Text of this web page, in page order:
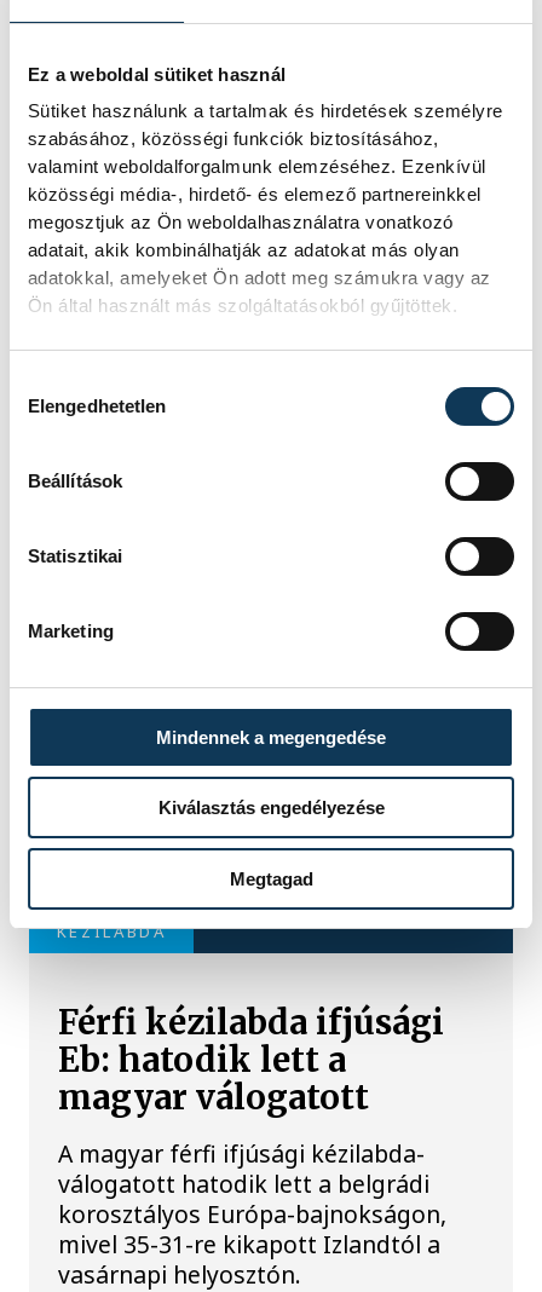
Ez a weboldal sütiket használ
Sütiket használunk a tartalmak és hirdetések személyre
szabásához, közösségi funkciók biztosításához,
valamint weboldalforgalmunk elemzéséhez. Ezenkívül
közösségi média-, hirdető- és elemező partnereinkkel
megosztjuk az Ön weboldalhasználatra vonatkozó
adatait, akik kombinálhatják az adatokat más olyan
adatokkal, amelyeket Ön adott meg számukra vagy az
Ön által használt más szolgáltatásokból gyűjtöttek.
Elengedhetetlen
Beállítások
Statisztikai
Marketing
Mindennek a megengedése
Kiválasztás engedélyezése
Megtagad
A Fury-Joshua összecsapásnak
mindazonáltal előfeltétele van, mégpedig
az, hogy kettejük csatája előtt utóbbinak
meg kell nyernie saját felhozó meccsét.
Joshua július 25-én Rijádban azzal a 35
éves, albán Kristian Prengával küzd meg,
akinek 20 győzelme és egy veresége van.
küzdősportok
TOVÁBBI CIKKEK
KÉZILABDA
Férfi kézilabda ifjúsági
Eb: hatodik lett a
magyar válogatott
A magyar férfi ifjúsági kézilabda-
válogatott hatodik lett a belgrádi
korosztályos Európa-bajnokságon,
mivel 35-31-re kikapott Izlandtól a
vasárnapi helyosztón.